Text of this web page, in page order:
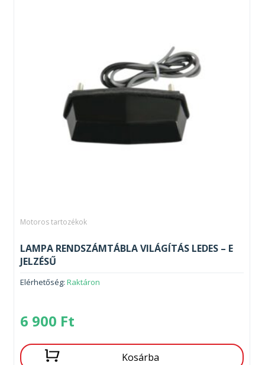
Motoros tartozékok
LAMPA RENDSZÁMTÁBLA VILÁGÍTÁS LEDES – E
JELZÉSŰ
Elérhetőség: Raktáron
6 900 Ft
Kosárba